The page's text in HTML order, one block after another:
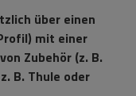
über einen
mit einer
Zubehör (z. B.
B. Thule oder